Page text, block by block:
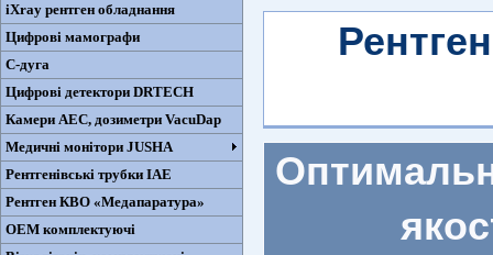
iXray рентген обладнання
Цифрові мамографи
С-дуга
Цифрові детектори DRTECH
Камери AEC, дозиметри VacuDap
Медичні монітори JUSHA
Рентгенівські трубки IAE
Рентген КВО «Медапаратура»
ОЕМ комплектуючі